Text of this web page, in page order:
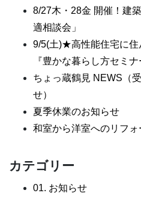
8/27木・28金 開催！建
適相談会」
9/5(土)★高性能住宅に住
『豊かな暮らし方セミナ
ちょっ蔵鶴見 NEWS（
せ）
夏季休業のお知らせ
和室から洋室へのリフォ
カテゴリー
01. お知らせ